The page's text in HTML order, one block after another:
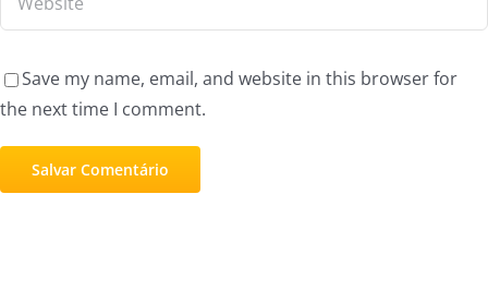
Save my name, email, and website in this browser for
the next time I comment.